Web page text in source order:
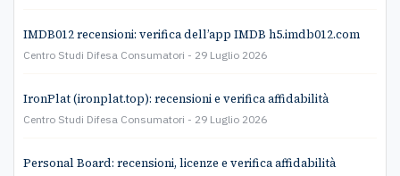
IMDB012 recensioni: verifica dell’app IMDB h5.imdb012.com
Centro Studi Difesa Consumatori 29 Luglio 2026
IronPlat (ironplat.top): recensioni e verifica affidabilità
Centro Studi Difesa Consumatori 29 Luglio 2026
Personal Board: recensioni, licenze e verifica affidabilità